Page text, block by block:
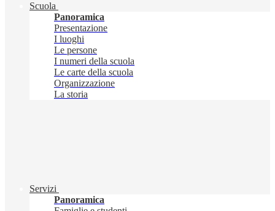
Scuola
Panoramica
Presentazione
I luoghi
Le persone
I numeri della scuola
Le carte della scuola
Organizzazione
La storia
Servizi
Panoramica